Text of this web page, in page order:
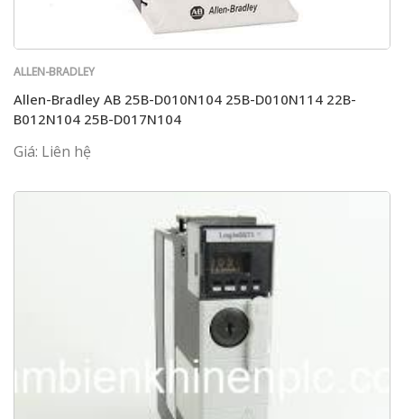
ALLEN-BRADLEY
Allen-Bradley AB 25B-D010N104 25B-D010N114 22B-
B012N104 25B-D017N104
Giá: Liên hệ